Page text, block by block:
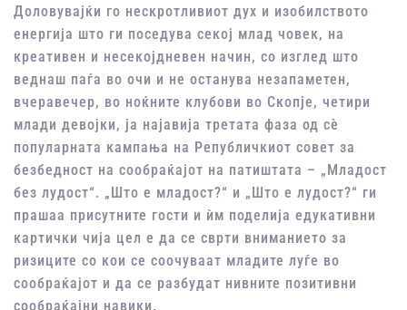
Доловувајќи го нескротливиот дух и изобилството
енергија што ги поседува секој млад човек, на
креативен и несекојдневен начин, со изглед што
веднаш паѓа во очи и не останува незапаметен,
вчеравечер, во ноќните клубови во Скопје, четири
млади девојки, ја најавија третата фаза од сѐ
популарната кампања на Републичкиот совет за
безбедност на сообраќајот на патиштата – „Младост
без лудост“. „Што е младост?“ и „Што е лудост?“ ги
прашаа присутните гости и ѝм поделија едукативни
картички чија цел е да се сврти вниманието за
ризиците со кои се соочуваат младите луѓе во
сообраќајот и да се разбудат нивните позитивни
сообраќајни навики.